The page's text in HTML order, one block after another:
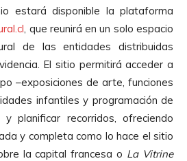
estará disponible la plataforma
, que reunirá en un solo espacio
de las entidades distribuidas
El sitio permitirá acceder a
–exposiciones de arte, funciones
infantiles y programación de
y planificar recorridos, ofreciendo
y completa como lo hace el sitio
la capital francesa o La Vitrine